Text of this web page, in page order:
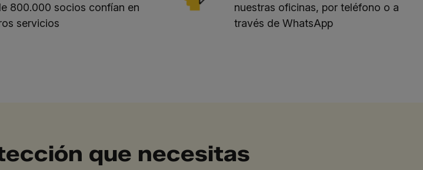
800.000 socios confían en
servicios
nuestras oficinas, por teléfono o a
través de WhatsApp
que necesitas